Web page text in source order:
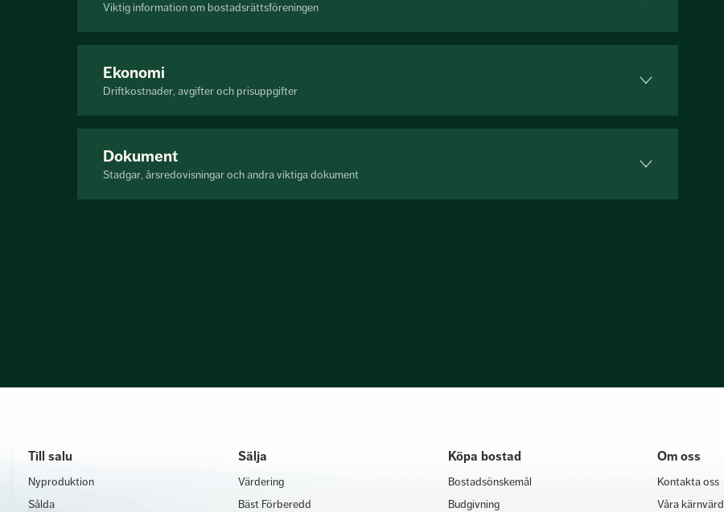
Viktig information om bostadsrättsföreningen
Ekonomi
Driftkostnader, avgifter och prisuppgifter
Dokument
Stadgar, årsredovisningar och andra viktiga dokument
Till salu
Nyproduktion
Sålda
Sälja
Värdering
Bäst Förberedd
Köpa bostad
Bostadsönskemål
Budgivning
Om oss
Kontakta oss
Våra